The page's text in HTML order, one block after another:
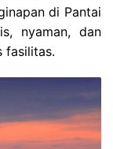
di Pantai
nyaman, dan
fasilitas.